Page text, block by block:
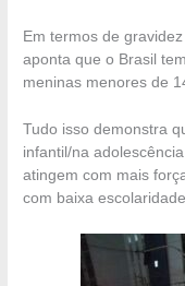
Em termos de
aponta que o Brasil
meninas menores de
Tudo isso demonstra
infantil/na
atingem com mais
com baixa escolaridade.